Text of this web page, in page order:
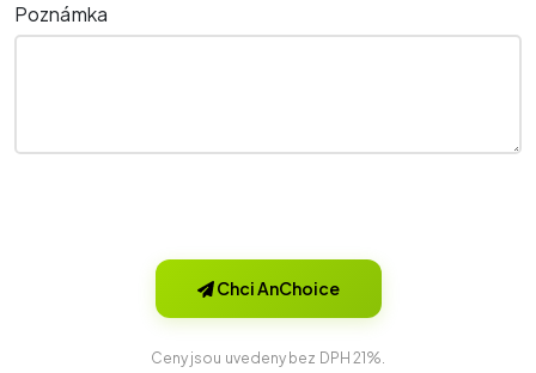
Poznámka
Chci AnChoice
Ceny jsou uvedeny bez DPH 21%.